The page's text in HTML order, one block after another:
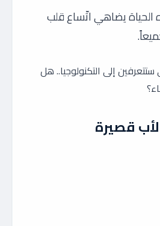
يضاهي اتّساع قلب
ستتعرفين إلى التكنولوجيا.. هل
قصيرة